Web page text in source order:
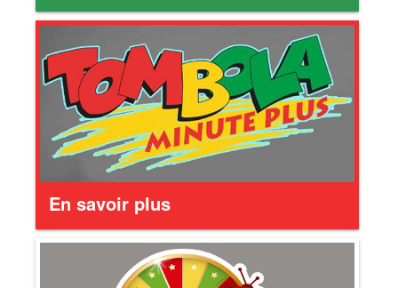
En savoir plus